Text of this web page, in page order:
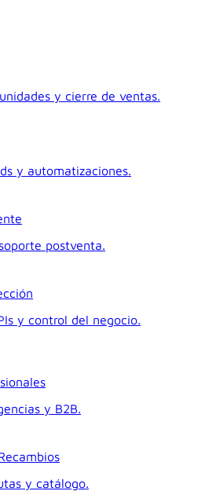
y cierre de ventas.
y automatizaciones.
postventa.
y control del negocio.
y B2B.
y catálogo.